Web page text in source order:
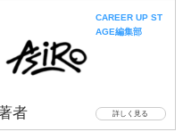
者
CAREER UP ST
AGE編集部
詳しく見る